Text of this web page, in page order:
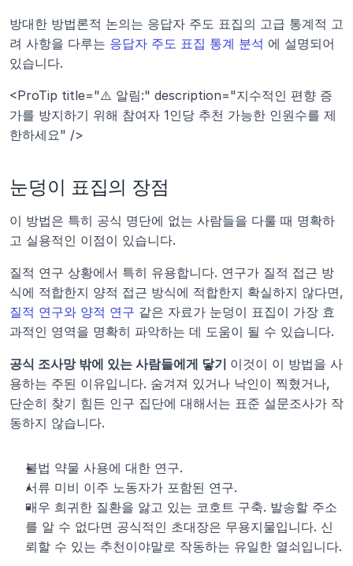
방대한 방법론적 논의는 응답자 주도 표집의 고급 통계적 고
려 사항을 다루는 응답자 주도 표집 통계 분석 에 설명되어
있습니다.
<ProTip title="⚠️ 알림:" description="지수적인 편향 증
가를 방지하기 위해 참여자 1인당 추천 가능한 인원수를 제
한하세요" />
눈덩이 표집의 장점
이 방법은 특히 공식 명단에 없는 사람들을 다룰 때 명확하
고 실용적인 이점이 있습니다.
질적 연구 상황에서 특히 유용합니다. 연구가 질적 접근 방
질적 연구와 양적 연구 같은 자료가 눈덩이 표집이 가장 효
과적인 영역을 명확히 파악하는 데 도움이 될 수 있습니다.
공식 조사망 밖에 있는 사람들에게 닿기 이것이 이 방법을 사
용하는 주된 이유입니다. 숨겨져 있거나 낙인이 찍혔거나,
단순히 찾기 힘든 인구 집단에 대해서는 표준 설문조사가 작
동하지 않습니다.
불법 약물 사용에 대한 연구.
서류 미비 이주 노동자가 포함된 연구.
매우 희귀한 질환을 앓고 있는 코호트 구축. 발송할 주소
를 알 수 없다면 공식적인 초대장은 무용지물입니다. 신
뢰할 수 있는 추천이야말로 작동하는 유일한 열쇠입니다.